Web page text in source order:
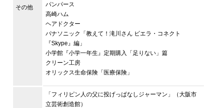
その他
パンパース
高崎ハム
ヘアドクター
パナソニック「教えて！滝川さん ビエラ・コネクト
『Skype』編」
小学館『小学一年生』定期購入「足りない」篇
クリーン工房
オリックス生命保険「医療保険」
「フィリピン人の父に投げっぱなしジャーマン」（大阪市
立芸術創造館）